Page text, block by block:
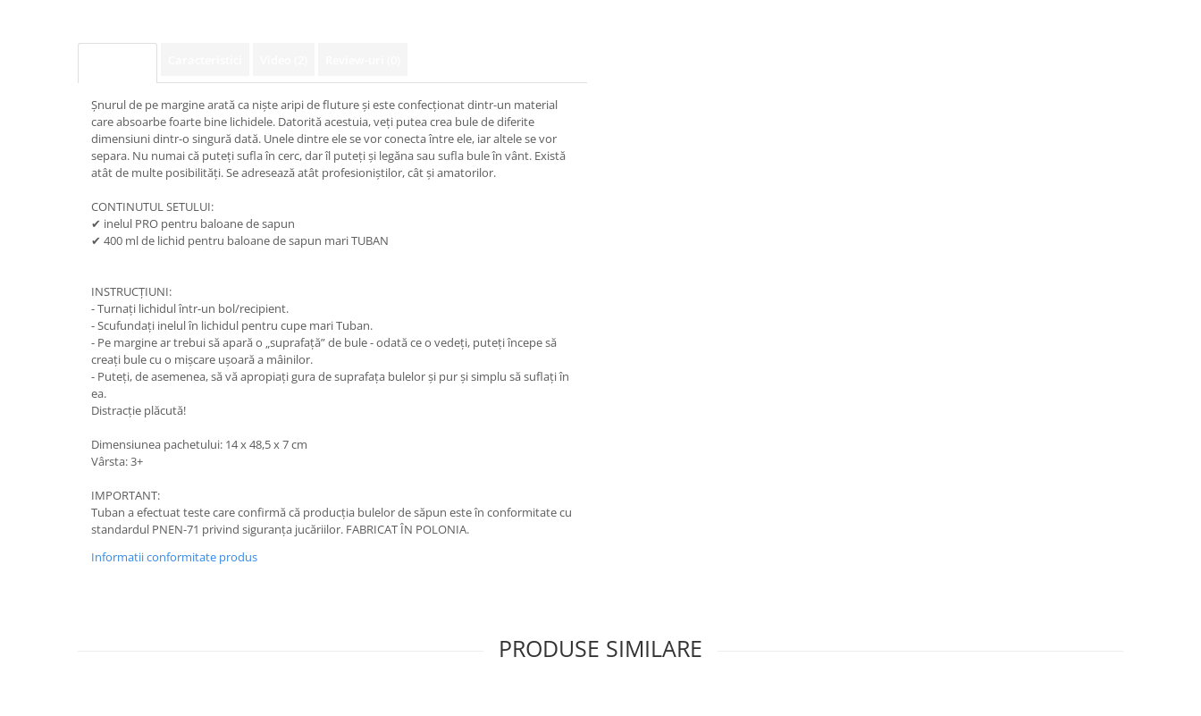
Șnurul de pe margine arată ca niște aripi de fluture și este confecționat dintr-un material
care absoarbe foarte bine lichidele. Datorită acestuia, veți putea crea bule de diferite
dimensiuni dintr-o singură dată. Unele dintre ele se vor conecta între ele, iar altele se vor
separa. Nu numai că puteți sufla în cerc, dar îl puteți și legăna sau sufla bule în vânt. Există
atât de multe posibilități. Se adresează atât profesioniștilor, cât și amatorilor.
CONTINUTUL SETULUI:
✔ inelul PRO pentru baloane de sapun
✔ 400 ml de lichid pentru baloane de sapun mari TUBAN
INSTRUCȚIUNI:
- Turnați lichidul într-un bol/recipient.
- Scufundați inelul în lichidul pentru cupe mari Tuban.
- Pe margine ar trebui să apară o „suprafață” de bule - odată ce o vedeți, puteți începe să
creați bule cu o mișcare ușoară a mâinilor.
- Puteți, de asemenea, să vă apropiați gura de suprafața bulelor și pur și simplu să suflați în
ea.
Distracție plăcută!
Dimensiunea pachetului: 14 x 48,5 x 7 cm
Vârsta: 3+
IMPORTANT:
Tuban a efectuat teste care confirmă că producția bulelor de săpun este în conformitate cu
standardul PNEN-71 privind siguranța jucăriilor. FABRICAT ÎN POLONIA.
Informatii conformitate produs
PRODUSE SIMILARE